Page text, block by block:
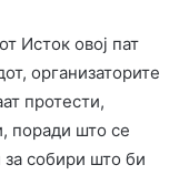
Исток овој пат
организаторите
протести,
поради што се
за собири што би